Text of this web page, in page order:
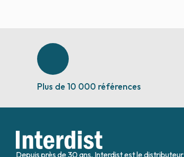
Plus de 10 000 références
Depuis près de 30 ans, Interdist est le distributeur